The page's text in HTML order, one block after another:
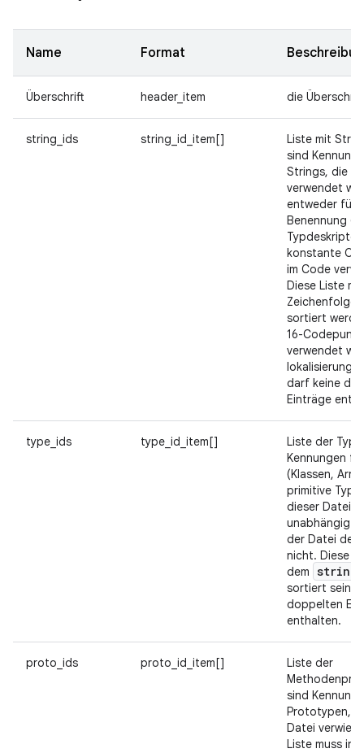
Name Format
Überschrift header_item die Überschrift
string_ids string_id_item[]
Liste mit
sind
Strings, die
verwendet
entweder für
Benennung
konstante
im Code
Diese Liste
sortiert
16-
verwendet
darf keine
Einträge
type_ids type_id_item[]
Liste der Typ-
Kennungen
(Klassen,
primitive
dieser Datei
unabhängig
der Datei
nicht. Diese
dem string
sortiert sein
doppelten
enthalten.
proto_ids proto_id_item[]
Liste der
sind
Prototypen,
Datei
Liste muss in